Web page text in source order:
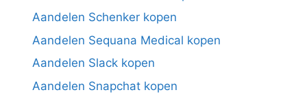
Aandelen Schenker kopen
Aandelen Sequana Medical kopen
Aandelen Slack kopen
Aandelen Snapchat kopen